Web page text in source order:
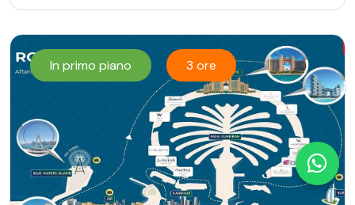
In primo piano 3 ore